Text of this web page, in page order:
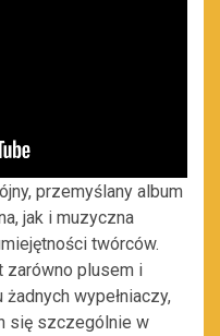
przemyślany album
jak i muzyczna
twórców.
zarówno plusem i
wypełniaczy,
się szczególnie w